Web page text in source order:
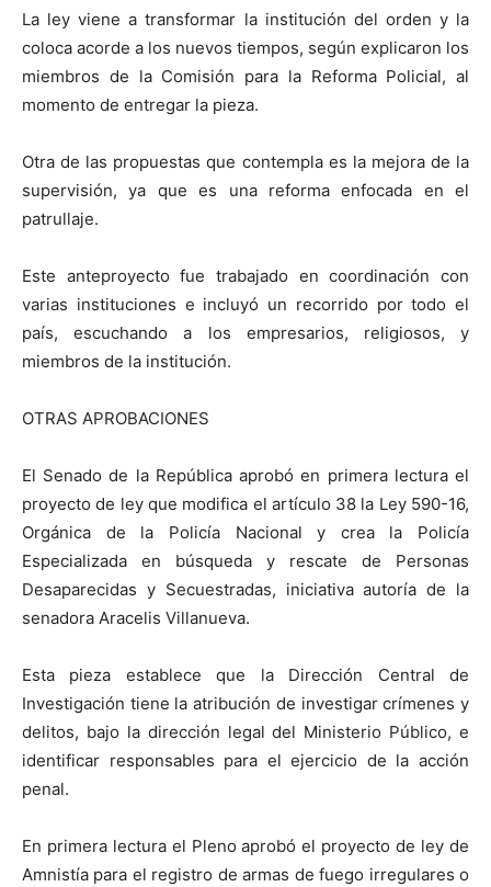
La ley viene a transformar la institución del orden y la
coloca acorde a los nuevos tiempos, según explicaron los
miembros de la Comisión para la Reforma Policial, al
momento de entregar la pieza.
Otra de las propuestas que contempla es la mejora de la
supervisión, ya que es una reforma enfocada en el
patrullaje.
Este anteproyecto fue trabajado en coordinación con
varias instituciones e incluyó un recorrido por todo el
país, escuchando a los empresarios, religiosos, y
miembros de la institución.
OTRAS APROBACIONES
El Senado de la República aprobó en primera lectura el
proyecto de ley que modifica el artículo 38 la Ley 590-16,
Orgánica de la Policía Nacional y crea la Policía
Especializada en búsqueda y rescate de Personas
Desaparecidas y Secuestradas, iniciativa autoría de la
senadora Aracelis Villanueva.
Esta pieza establece que la Dirección Central de
Investigación tiene la atribución de investigar crímenes y
delitos, bajo la dirección legal del Ministerio Público, e
identificar responsables para el ejercicio de la acción
penal.
En primera lectura el Pleno aprobó el proyecto de ley de
Amnistía para el registro de armas de fuego irregulares o